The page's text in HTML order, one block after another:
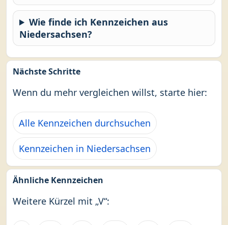
Wie finde ich Kennzeichen aus
Niedersachsen?
Nächste Schritte
Wenn du mehr vergleichen willst, starte hier:
Alle Kennzeichen durchsuchen
Kennzeichen in Niedersachsen
Ähnliche Kennzeichen
Weitere Kürzel mit „V“: